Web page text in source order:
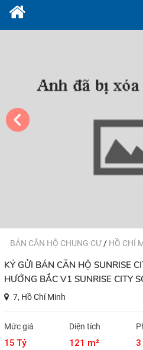
BÁN CĂN HỘ CHUNG CƯ/ HỒ CHÍ
KÝ GỬI BÁN CĂN HỘ SUNRISE CITY QUẬN 7 TẦNG 28
HƯỚNG BẮC V1 SUNRISE CITY
7, Hồ Chí Minh
Mức giá
15 Tỷ
Diện tích
121 m²